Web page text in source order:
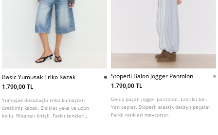
Basic Yumusak Triko Kazak
1.790,00 TL
Yumuşak dokunuşlu triko kumaştan
üretilmiş kazak. Bisiklet yaka ve uzun
kollu. Ribanalı bitişli. Farklı renkleri
Stoperli Balon Jogger Pantolon
1.790,00 TL
Geniş paçalı jogger pantolon. Lastikli bel.
Yan cepler. Stoperli elastik detaylı paçalar.
Farklı renkleri mevcuttur.